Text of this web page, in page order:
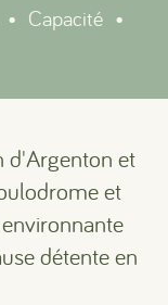
• Capacité •
d'Argenton et
et
détente en